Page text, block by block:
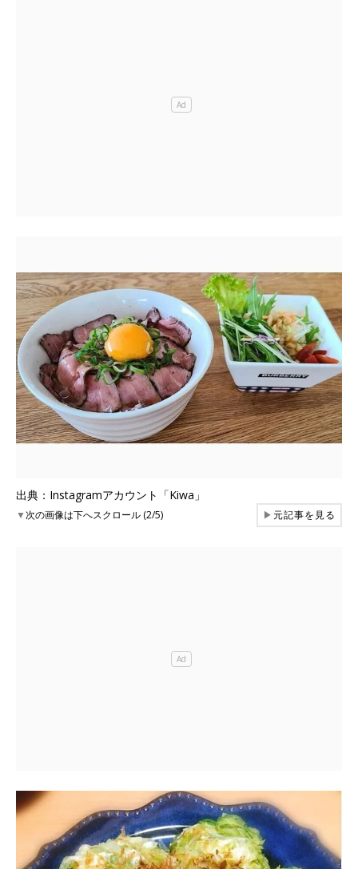
出典：Instagramアカウント「Kiwa」
▼次の画像は下へスクロール (2/5) ▶元記事を見る